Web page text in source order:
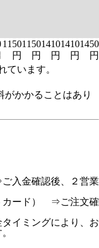
1150
円
1150
円
1410
円
1410
円
1450
円
ています。
かかることはあり
入金確認後、２営業
カード） ⇒ご注文確
イミングにより、お